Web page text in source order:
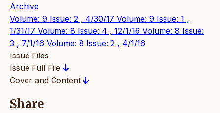
Archive
Volume: 9 Issue: 2 , 4/30/17 Volume: 9 Issue: 1 ,
1/31/17 Volume: 8 Issue: 4 , 12/1/16 Volume: 8 Issue:
3 , 7/1/16 Volume: 8 Issue: 2 , 4/1/16
Issue Files
Issue Full File
Cover and Content
Share